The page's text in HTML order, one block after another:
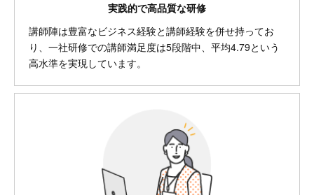
実践的で高品質な研修
講師陣は豊富なビジネス経験と講師経験を併せ持ってお
り、一社研修での講師満足度は5段階中、平均4.79という
高水準を実現しています。